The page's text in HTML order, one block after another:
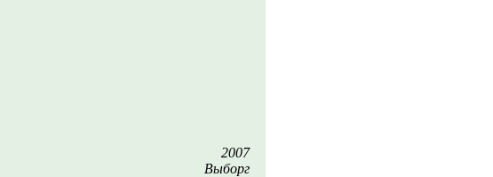
2007
Выборг